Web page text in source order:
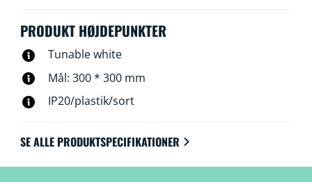
PRODUKT HØJDEPUNKTER
Tunable white
Mål: 300 * 300 mm
IP20/plastik/sort
SE ALLE PRODUKTSPECIFIKATIONER